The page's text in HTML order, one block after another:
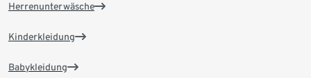
Herrenunterwäsche
Kinderkleidung
Babykleidung